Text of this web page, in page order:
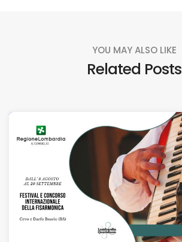
YOU MAY ALSO LIKE
Related Posts